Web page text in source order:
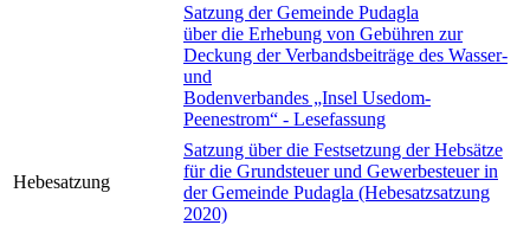
Satzung der Gemeinde Pudagla
über die Erhebung von Gebühren zur
Deckung der Verbandsbeiträge des Wasser-
und
Bodenverbandes „Insel Usedom-
Peenestrom“ - Lesefassung
Hebesatzung
Satzung über die Festsetzung der Hebsätze
für die Grundsteuer und Gewerbesteuer in
der Gemeinde Pudagla (Hebesatzsatzung
2020)